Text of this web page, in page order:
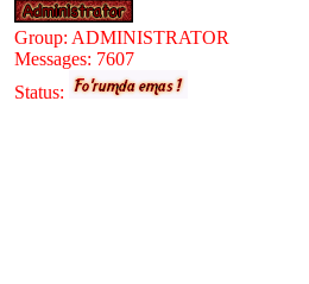
Group: ADMINISTRATOR
Messages: 7607
Status: